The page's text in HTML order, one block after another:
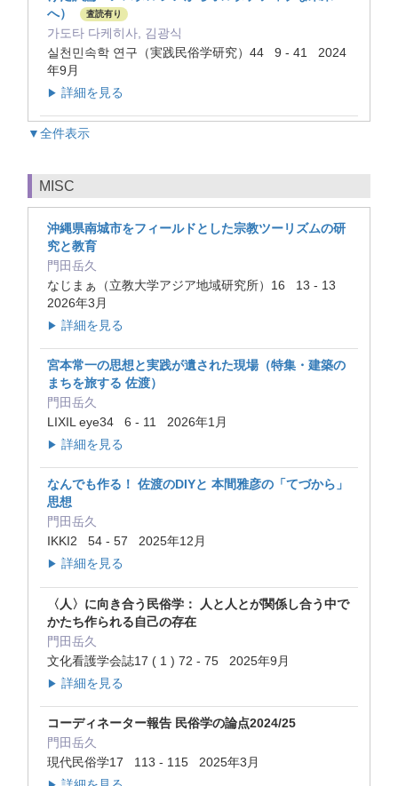
へ）
査読有り
가도타 다케히사, 김광식
실천민속학 연구（実践民俗学研究）44 9 - 41 2024
年9月
▶ 詳細を見る
▼全件表示
MISC
沖縄県南城市をフィールドとした宗教ツーリズムの研
究と教育
門田岳久
なじまぁ（立教大学アジア地域研究所）16 13 - 13
2026年3月
▶ 詳細を見る
宮本常一の思想と実践が遺された現場（特集・建築の
まちを旅する 佐渡）
門田岳久
LIXIL eye34 6 - 11 2026年1月
▶ 詳細を見る
なんでも作る！ 佐渡のDIYと 本間雅彦の「てづから」
思想
門田岳久
IKKI2 54 - 57 2025年12月
▶ 詳細を見る
〈人〉に向き合う民俗学： 人と人とが関係し合う中で
かたち作られる自己の存在
門田岳久
文化看護学会誌17 ( 1 ) 72 - 75 2025年9月
▶ 詳細を見る
コーディネーター報告 民俗学の論点2024/25
門田岳久
現代民俗学17 113 - 115 2025年3月